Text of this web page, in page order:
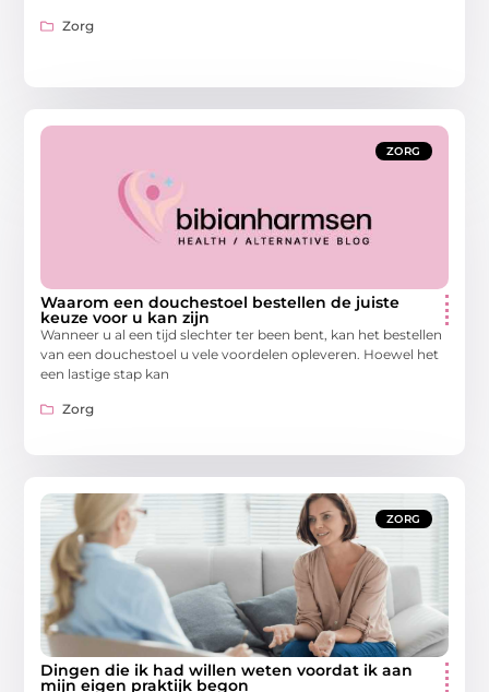
Zorg
ZORG
Waarom een douchestoel bestellen de juiste
keuze voor u kan zijn
Wanneer u al een tijd slechter ter been bent, kan het bestellen
van een douchestoel u vele voordelen opleveren. Hoewel het
een lastige stap kan
Zorg
ZORG
Dingen die ik had willen weten voordat ik aan
mijn eigen praktijk begon